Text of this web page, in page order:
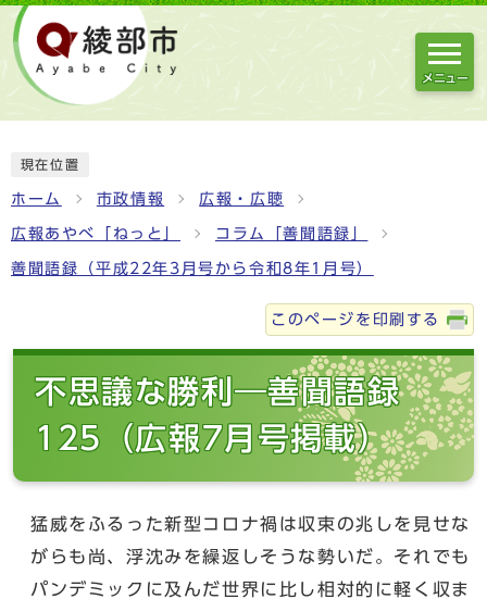
メニュー
現在位置
ホーム 市政情報 広報・広聴
広報あやべ「ねっと」 コラム「善聞語録」
善聞語録（平成22年3月号から令和8年1月号）
このページを印刷する
不思議な勝利―善聞語録
125（広報7月号掲載）
猛威をふるった新型コロナ禍は収束の兆しを見せな
がらも尚、浮沈みを繰返しそうな勢いだ。それでも
パンデミックに及んだ世界に比し相対的に軽く収ま